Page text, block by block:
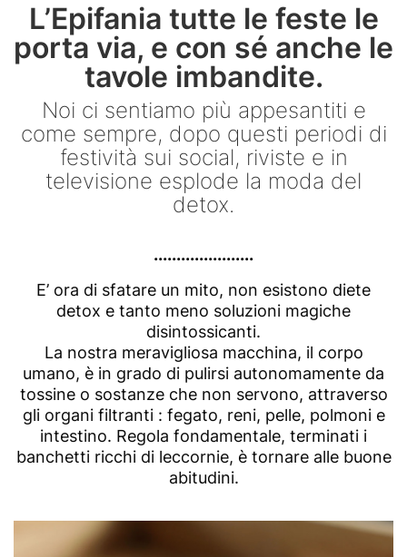
L’Epifania tutte le feste le
porta via, e con sé anche le
tavole imbandite.
Noi ci sentiamo più appesantiti e
come sempre, dopo questi periodi di
festività sui social, riviste e in
televisione esplode la moda del
detox.
......................
E’ ora di sfatare un mito, non esistono diete
detox e tanto meno soluzioni magiche
disintossicanti.
La nostra meravigliosa macchina, il corpo
umano, è in grado di pulirsi autonomamente da
tossine o sostanze che non servono, attraverso
gli organi filtranti : fegato, reni, pelle, polmoni e
intestino. Regola fondamentale, terminati i
banchetti ricchi di leccornie, è tornare alle buone
abitudini.